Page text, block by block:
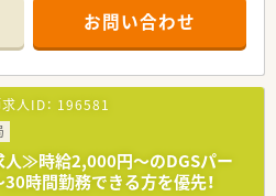
る会社です。在宅推進チームや学会
チームなど手上げ式で有志を募り、やり
がら社内を活気付けたいという考えで
重視されており、有休取得率100％、
平均残業時間7ｈ/月、離職率5％など従
す。
・ライフワークバランスを実現してい
2018」にて奈良県1位を獲得！
お問い合わせ
人ID： 196581
人≫時給2,000円～のDGSパー
時間勤務できる方を優先！